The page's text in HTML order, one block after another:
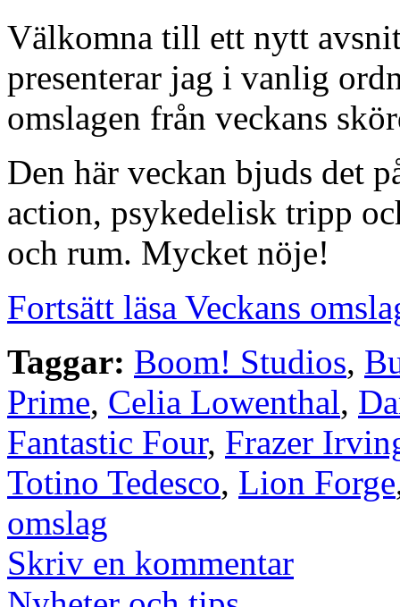
Välkomna till ett nytt
presenterar jag i vanlig
omslagen från veckans
Den här veckan bjuds det
action, psykedelisk tripp
och rum. Mycket nöje!
Fortsätt läsa Veckans
Taggar: Boom! Studios,
Prime, Celia Lowenthal,
Fantastic Four, Frazer
Totino Tedesco, Lion Forge
omslag
Skriv en kommentar